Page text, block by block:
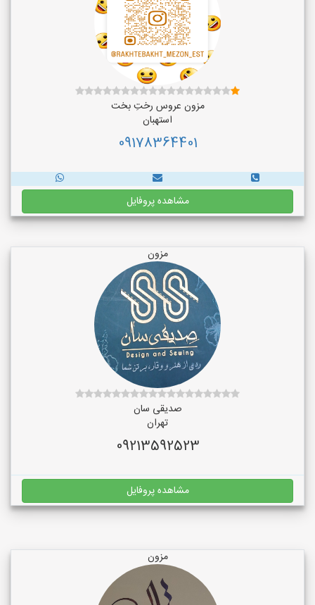
مزون عروس رختِ بخت
استهبان
09178364401
مشاهده پروفایل
مزون
صدیقی سان
تهران
09213592523
مشاهده پروفایل
مزون